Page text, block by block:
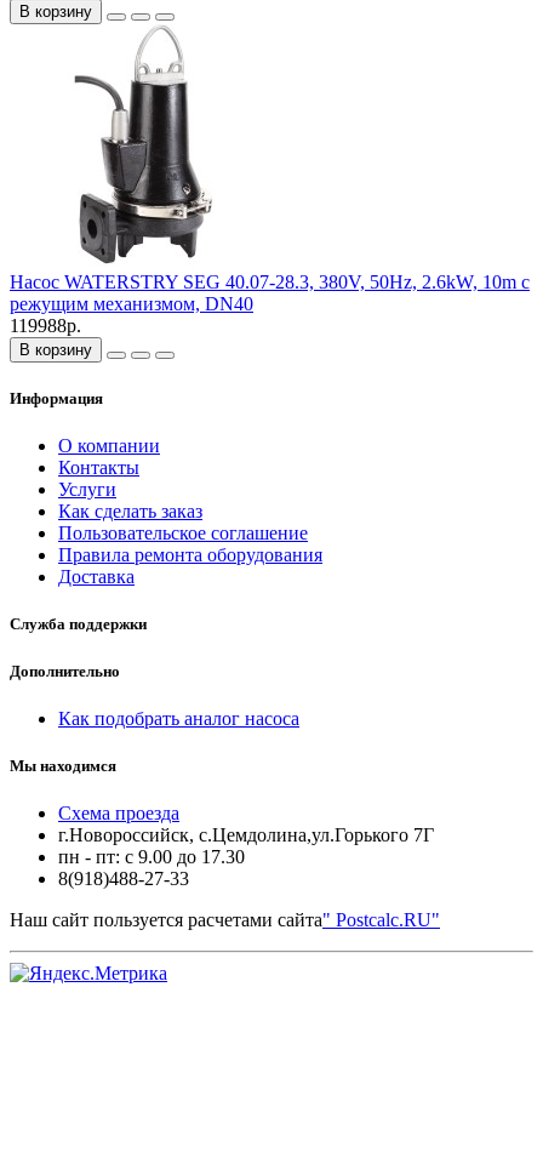
В корзину
Насос WATERSTRY SEG 40.07-28.3, 380V, 50Hz, 2.6kW, 10m с
режущим механизмом, DN40
119988р.
В корзину
Информация
О компании
Контакты
Услуги
Как сделать заказ
Пользовательское соглашение
Правила ремонта оборудования
Доставка
Служба поддержки
Дополнительно
Как подобрать аналог насоса
Мы находимся
Схема проезда
г.Новороссийск, с.Цемдолина,ул.Горького 7Г
пн - пт: с 9.00 до 17.30
8(918)488-27-33
Наш сайт пользуется расчетами сайта" Postcalc.RU"